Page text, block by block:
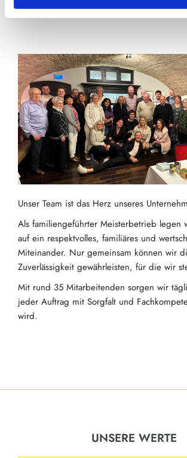
Unser Team ist das Herz unseres
Als familiengeführter Meisterbetrieb legen
auf ein respektvolles, familiäres und
Miteinander. Nur gemeinsam können wir
Zuverlässigkeit gewährleisten, für die wir
Mit rund 35 Mitarbeitenden sorgen wir
jeder Auftrag mit Sorgfalt und
wird.
UNSERE WERTE